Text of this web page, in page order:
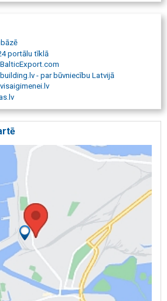
skolām, mēbeles bērnu dārziem,
skapji, plaukti, grāmatplaukti,
kumodes, rakstāmgaldi, Latvijā
individuāli risinājumi, dizaina izstrādājumi,
Liepājā
portālu tīklā
- par būvniecību Latvijā